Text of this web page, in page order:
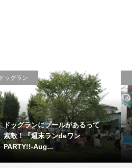
ドッグラン
ドッグランにプールがあるって
素敵！『週末ランdeワン
PARTY!!-Aug...